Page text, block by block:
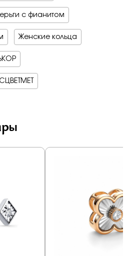
с фианитом
Женские кольца